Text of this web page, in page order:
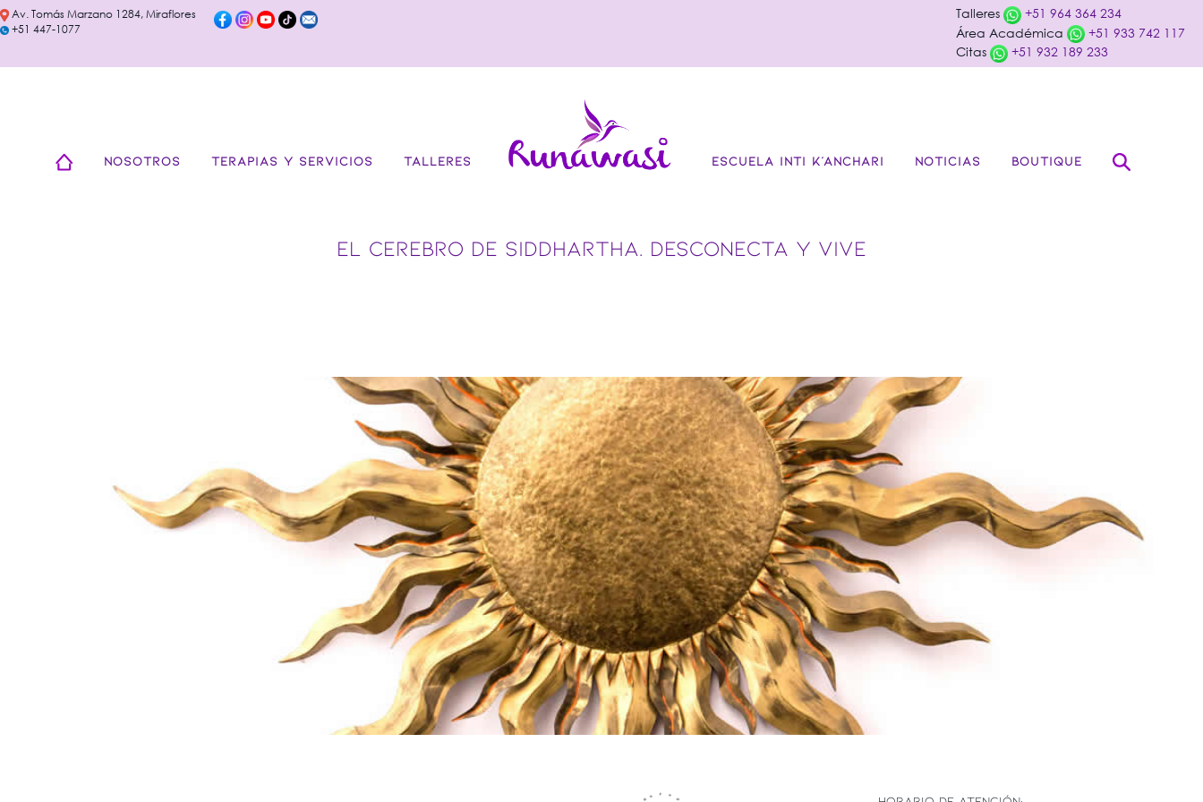
Av. Tomás Marzano 1284, Miraflores
+51 447-1077
Talleres
+51 964 364 234
Área Académica
+51 933 742 117
Citas
+51 932 189 233
NOSOTROS TERAPIAS Y SERVICIOS TALLERES ESCUELA INTI K’ANCHARI NOTICIAS BOUTIQUE
EL CEREBRO DE SIDDHARTHA. DESCONECTA Y VIVE